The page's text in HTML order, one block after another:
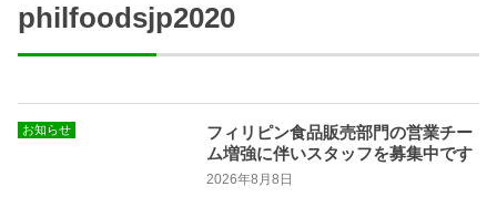
philfoodsjp2020
お知らせ
フィリピン食品販売部門の営業チー
ム増強に伴いスタッフを募集中です
2026年8月8日